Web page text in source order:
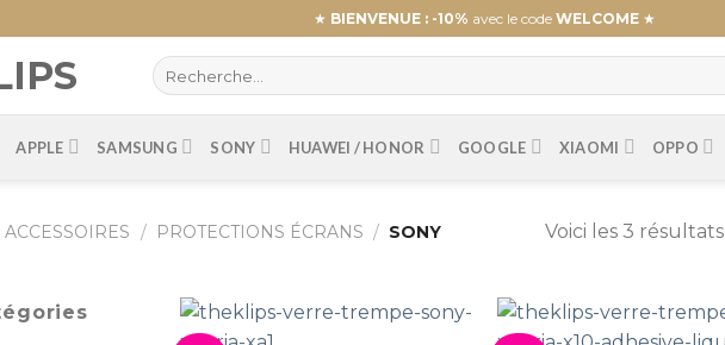
★ BIENVENUE : -10% avec le code WELCOME★
APPLE SAMSUNG SONY HUAWEI / HONOR GOOGLE XIAOMI OPPO
ACCESSOIRES / PROTECTIONS ÉCRANS / SONY Voici les 3 résultats